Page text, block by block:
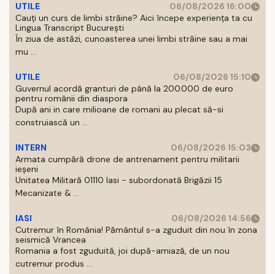
UTILE
06/08/2026 16:00
Cauți un curs de limbi străine? Aici începe experiența ta cu
Lingua Transcript București
În ziua de astăzi, cunoasterea unei limbi străine sau a mai
mu ...
UTILE
06/08/2026 15:10
Guvernul acordă granturi de până la 200.000 de euro
pentru românii din diaspora
După ani in care milioane de romani au plecat să-si
construiască un ...
INTERN
06/08/2026 15:03
Armata cumpără drone de antrenament pentru militarii
ieșeni
Unitatea Militară 01110 Iasi - subordonată Brigăzii 15
Mecanizate & ...
IASI
06/08/2026 14:56
Cutremur în România! Pământul s-a zguduit din nou în zona
seismică Vrancea
Romania a fost zguduită, joi după-amiază, de un nou
cutremur produs ...